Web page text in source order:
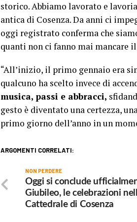
storico. Abbiamo lavorato e
antica di Cosenza. Da anni ci
oggi registrato conferma che
quanti non ci fanno mai mancare
“All’inizio, il primo gennaio era
qualcuno ha scelto invece di
musica, passi e abbracci,
gesto è diventato una certezza,
primo giorno dell’anno in un
ARGOMENTI CORRELATI:
NON PERDERE
Oggi si conclude
Giubileo, le celebrazioni
Cattedrale di Cosenza